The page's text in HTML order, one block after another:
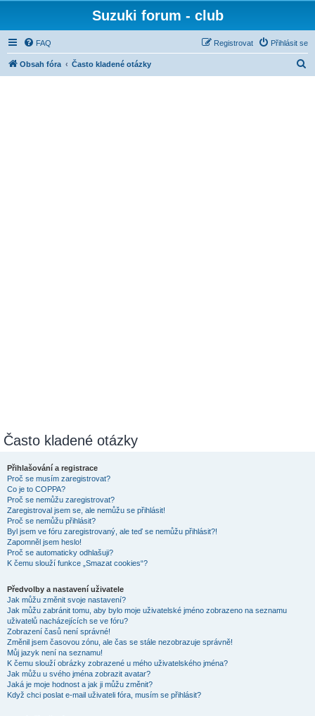
Suzuki forum - club
FAQ Přihlásit se
Registrovat
Obsah fóra Často kladené otázky
Často kladené otázky
Přihlašování a registrace
Proč se musím zaregistrovat?
Co je to COPPA?
Proč se nemůžu zaregistrovat?
Zaregistroval jsem se, ale nemůžu se přihlásit!
Proč se nemůžu přihlásit?
Byl jsem ve fóru zaregistrovaný, ale teď se nemůžu přihlásit?!
Zapomněl jsem heslo!
Proč se automaticky odhlašuji?
K čemu slouží funkce „Smazat cookies“?
Předvolby a nastavení uživatele
Jak můžu změnit svoje nastavení?
Jak můžu zabránit tomu, aby bylo moje uživatelské jméno zobrazeno na seznamu
uživatelů nacházejících se ve fóru?
Zobrazení časů není správné!
Změnil jsem časovou zónu, ale čas se stále nezobrazuje správně!
Můj jazyk není na seznamu!
K čemu slouží obrázky zobrazené u mého uživatelského jména?
Jak můžu u svého jména zobrazit avatar?
Jaká je moje hodnost a jak ji můžu změnit?
Když chci poslat e-mail uživateli fóra, musím se přihlásit?